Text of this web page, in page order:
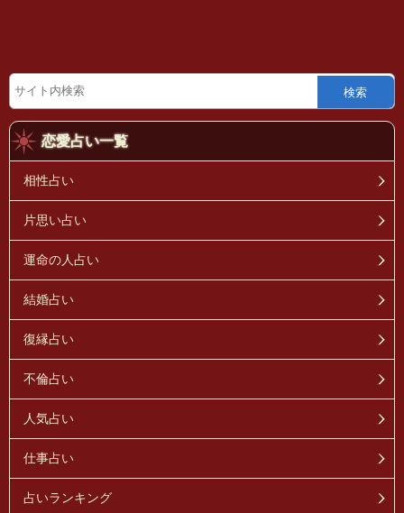
検索
恋愛占い一覧
相性占い
片思い占い
運命の人占い
結婚占い
復縁占い
不倫占い
人気占い
仕事占い
占いランキング